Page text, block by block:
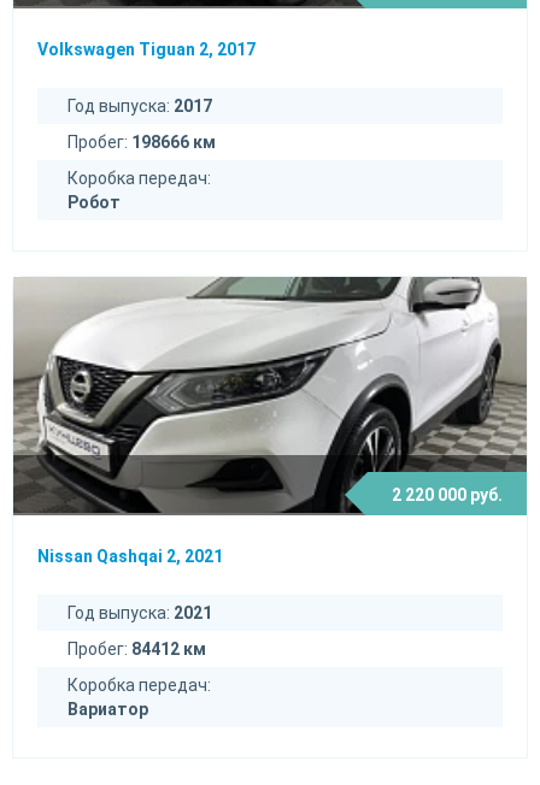
Volkswagen Tiguan 2, 2017
Год выпуска: 2017
Пробег: 198666 км
Коробка передач:
Робот
2 220 000 руб.
Nissan Qashqai 2, 2021
Год выпуска: 2021
Пробег: 84412 км
Коробка передач:
Вариатор